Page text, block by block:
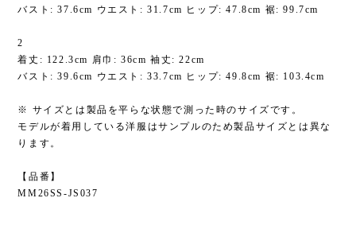
バスト: 37.6cm ウエスト: 31.7cm ヒップ: 47.8cm 裾: 99.7cm
2
着丈: 122.3cm 肩巾: 36cm 袖丈: 22cm
バスト: 39.6cm ウエスト: 33.7cm ヒップ: 49.8cm 裾: 103.4cm
※ サイズとは製品を平らな状態で測った時のサイズです。
モデルが着用している洋服はサンプルのため製品サイズとは異な
ります。
【品番】
MM26SS-JS037